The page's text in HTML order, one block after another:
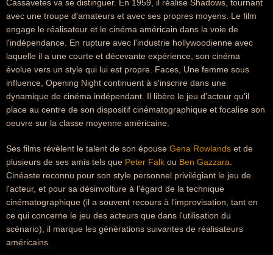
Cassavetes va se distinguer. En 1959, il réalise Shadows, tournant
avec une troupe d'amateurs et avec ses propres moyens. Le film
engage le réalisateur et le cinéma américain dans la voie de
l'indépendance. En rupture avec l'industrie hollywoodienne avec
laquelle il a une courte et décevante expérience, son cinéma
évolue vers un style qui lui est propre. Faces, Une femme sous
influence, Opening Night continuent à s'inscrire dans une
dynamique de cinéma indépendant. Il libère le jeu d'acteur qu'il
place au centre de son dispositif cinématographique et focalise son
oeuvre sur la classe moyenne américaine.
Ses films révèlent le talent de son épouse Gena Rowlands et de
plusieurs de ses amis tels que Peter Falk ou Ben Gazzara
Cinéaste reconnu pour son style personnel privilégiant le jeu de
l'acteur, et pour sa désinvolture à l'égard de la technique
cinématographique (il a souvent recours à l'improvisation, tant en
ce qui concerne le jeu des acteurs que dans l'utilisation du
scénario), il marque les générations suivantes de réalisateurs
américains.